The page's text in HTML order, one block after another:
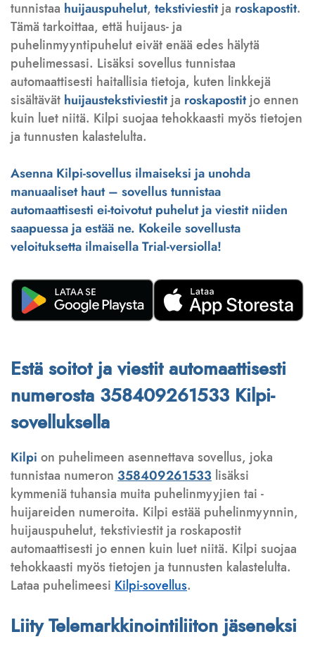
tunnistaa huijauspuhelut, tekstiviestitja roskapostit.
Tämä tarkoittaa, että huijaus- ja
puhelinmyyntipuhelut eivät enää edes hälytä
puhelimessasi. Lisäksi sovellus tunnistaa
automaattisesti haitallisia tietoja, kuten linkkejä
sisältävät huijaustekstiviestitja roskapostitjo ennen
kuin luet niitä. Kilpi suojaa tehokkaasti myös tietojen
ja tunnusten kalastelulta.
Asenna Kilpi-sovellus ilmaiseksi ja unohda
manuaaliset haut – sovellus tunnistaa
automaattisesti ei-toivotut puhelut ja viestit niiden
saapuessa ja estää ne. Kokeile sovellusta
veloituksetta ilmaisella Trial-versiolla!
Estä soitot ja viestit automaattisesti
numerosta 358409261533 Kilpi-
sovelluksella
Kilpi on puhelimeen asennettava sovellus, joka
tunnistaa numeron 358409261533 lisäksi
kymmeniä tuhansia muita puhelinmyyjien tai -
huijareiden numeroita. Kilpi estää puhelinmyynnin,
huijauspuhelut, tekstiviestit ja roskapostit
automaattisesti jo ennen kuin luet niitä. Kilpi suojaa
tehokkaasti myös tietojen ja tunnusten kalastelulta.
Lataa puhelimeesi Kilpi-sovellus.
Liity Telemarkkinointiliiton jäseneksi